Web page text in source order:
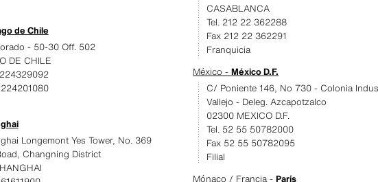
de Chile
- 50-30 Off. 502
DE CHILE
Longemont Yes Tower, No. 369
Changning District
CASABLANCA
Tel. 212 22 362288
Fax 212 22 362291
Franquicia
México -México D.F.
C/ Poniente 146, No 730 - Colonia
Vallejo - Deleg. Azcapotzalco
02300 MEXICO D.F.
Tel. 52 55 50782000
Fax 52 55 50782095
Filial
Mónaco / Francia -París